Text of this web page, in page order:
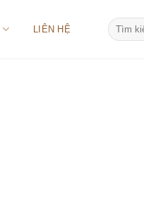
LIÊN HỆ
Tìm
kiếm: